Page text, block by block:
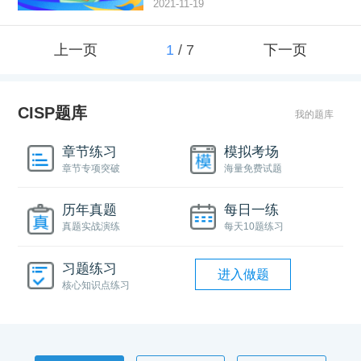
2021-11-19
上一页 1 / 7 下一页
CISP题库 我的题库
章节练习
章节专项突破
模拟考场
海量免费试题
历年真题
真题实战演练
每日一练
每天10题练习
习题练习
核心知识点练习
进入做题